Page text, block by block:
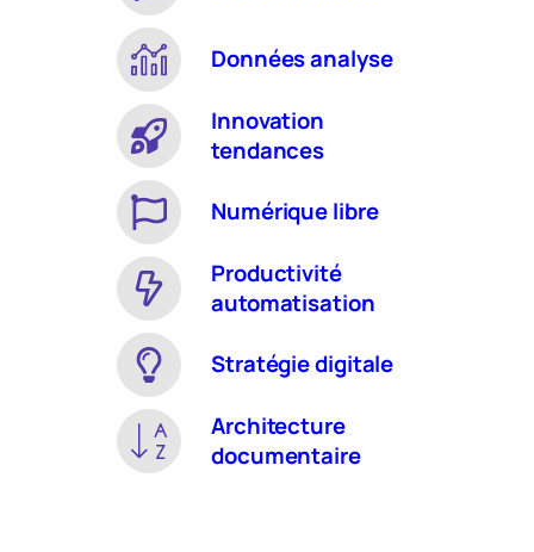
Données analyse
Innovation
tendances
Numérique libre
Productivité
automatisation
Stratégie digitale
Architecture
documentaire